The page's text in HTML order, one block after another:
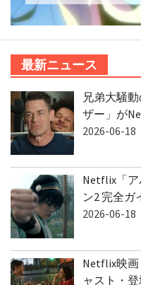
最新ニュース
兄弟大騒
ザー」が
2026-06-18
Netflix「ア
ン2 完全
2026-06-18
Netflix映画
ャスト・